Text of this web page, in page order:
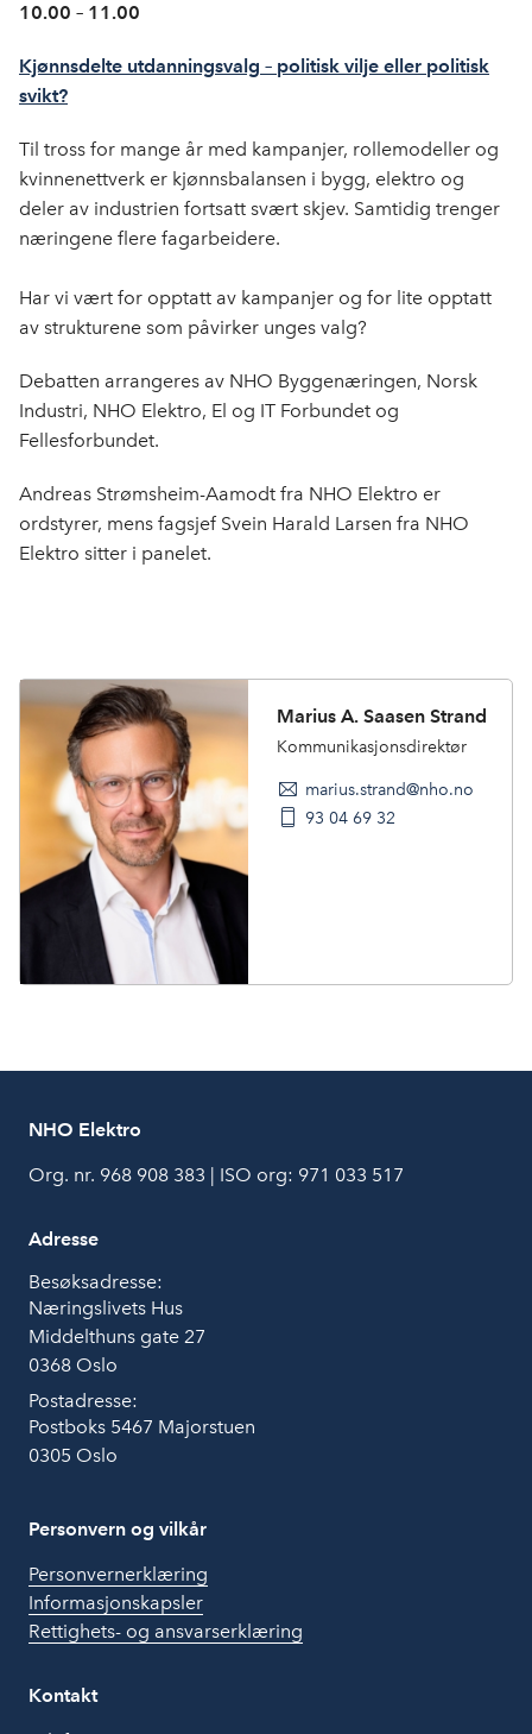
10.00 – 11.00
Kjønnsdelte utdanningsvalg – politisk vilje eller politisk
svikt?
Til tross for mange år med kampanjer, rollemodeller og
kvinnenettverk er kjønnsbalansen i bygg, elektro og
deler av industrien fortsatt svært skjev. Samtidig trenger
næringene flere fagarbeidere.
Har vi vært for opptatt av kampanjer og for lite opptatt
av strukturene som påvirker unges valg?
Debatten arrangeres av NHO Byggenæringen, Norsk
Industri, NHO Elektro, El og IT Forbundet og
Fellesforbundet.
Andreas Strømsheim-Aamodt fra NHO Elektro er
ordstyrer, mens fagsjef Svein Harald Larsen fra NHO
Elektro sitter i panelet.
Marius A. Saasen Strand
Kommunikasjonsdirektør
marius.strand@nho.no
93 04 69 32
NHO Elektro
Org. nr. 968 908 383 | ISO org: 971 033 517
Adresse
Besøksadresse:
Næringslivets Hus
Middelthuns gate 27
0368 Oslo
Postadresse:
Postboks 5467 Majorstuen
0305 Oslo
Personvern og vilkår
Personvernerklæring
Informasjonskapsler
Rettighets- og ansvarserklæring
Kontakt